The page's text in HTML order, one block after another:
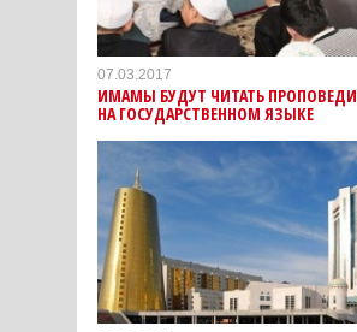
07.03.2017
ИМАМЫ БУДУТ ЧИТАТЬ
НА ГОСУДАРСТВЕННОМ ЯЗЫКЕ